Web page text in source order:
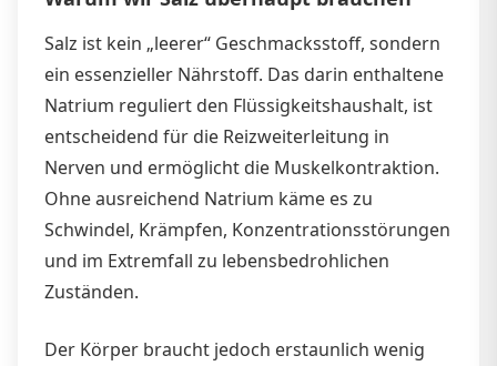
Salz ist kein „leerer“ Geschmacksstoff, sondern
ein essenzieller Nährstoff. Das darin enthaltene
Natrium reguliert den Flüssigkeitshaushalt, ist
entscheidend für die Reizweiterleitung in
Nerven und ermöglicht die Muskelkontraktion.
Ohne ausreichend Natrium käme es zu
Schwindel, Krämpfen, Konzentrationsstörungen
und im Extremfall zu lebensbedrohlichen
Zuständen.
Der Körper braucht jedoch erstaunlich wenig